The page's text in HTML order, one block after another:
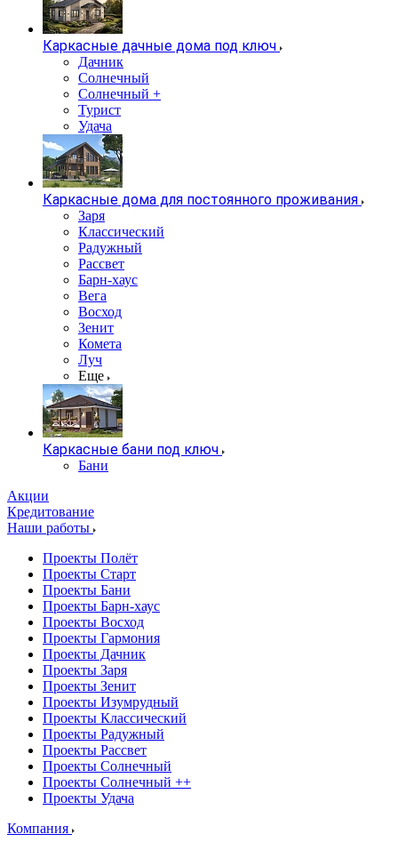
Каркасные дачные дома под ключ
Дачник
Солнечный
Солнечный +
Турист
Удача
Каркасные дома для постоянного проживания
Заря
Классический
Радужный
Рассвет
Барн-хаус
Вега
Восход
Зенит
Комета
Луч
Еще
Каркасные бани под ключ
Бани
Акции
Кредитование
Наши работы
Проекты Полёт
Проекты Старт
Проекты Бани
Проекты Барн-хаус
Проекты Восход
Проекты Гармония
Проекты Дачник
Проекты Заря
Проекты Зенит
Проекты Изумрудный
Проекты Классический
Проекты Радужный
Проекты Рассвет
Проекты Солнечный
Проекты Солнечный ++
Проекты Удача
Компания